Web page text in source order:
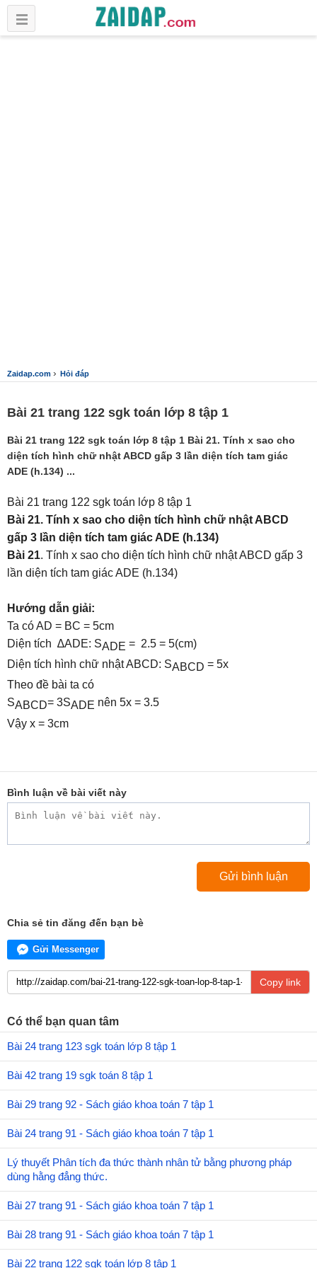
Zaidap.com › Hỏi đáp
Bài 21 trang 122 sgk toán lớp 8 tập 1
Bài 21 trang 122 sgk toán lớp 8 tập 1 Bài 21. Tính x sao cho
diện tích hình chữ nhật ABCD gấp 3 lần diện tích tam giác
ADE (h.134) ...
Bài 21 trang 122 sgk toán lớp 8 tập 1
Bài 21. Tính x sao cho diện tích hình chữ nhật ABCD
gấp 3 lần diện tích tam giác ADE (h.134)
Bài 21. Tính x sao cho diện tích hình chữ nhật ABCD gấp 3
lần diện tích tam giác ADE (h.134)
Hướng dẫn giải:
Ta có AD = BC = 5cm
Diện tích ∆ADE: SADE = 2.5 = 5(cm)
Diện tích hình chữ nhật ABCD: SABCD = 5x
Theo đề bài ta có
SABCD= 3SADE nên 5x = 3.5
Vậy x = 3cm
Bình luận về bài viết này
Chia sẻ tin đăng đến bạn bè
Gửi Messenger
Copy link
Có thể bạn quan tâm
Bài 24 trang 123 sgk toán lớp 8 tập 1
Bài 42 trang 19 sgk toán 8 tập 1
Bài 29 trang 92 - Sách giáo khoa toán 7 tập 1
Bài 24 trang 91 - Sách giáo khoa toán 7 tập 1
Lý thuyết Phân tích đa thức thành nhân tử bằng phương pháp
dùng hằng đẳng thức.
Bài 27 trang 91 - Sách giáo khoa toán 7 tập 1
Bài 28 trang 91 - Sách giáo khoa toán 7 tập 1
Bài 22 trang 122 sgk toán lớp 8 tập 1